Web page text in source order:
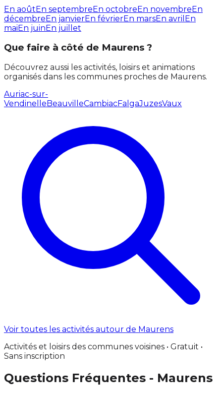
En aoûtEn septembreEn octobreEn novembreEn
décembreEn janvierEn févrierEn marsEn avril En
maiEn juinEn juillet
Que faire à côté de Maurens ?
Découvrez aussi les activités, loisirs et animations
organisés dans les communes proches de Maurens.
Auriac-sur-
VendinelleBeauvilleCambiacFalgaJuzesVaux
Voir toutes les activités autour de Maurens
Activités et loisirs des communes voisines • Gratuit •
Sans inscription
Questions Fréquentes - Maurens